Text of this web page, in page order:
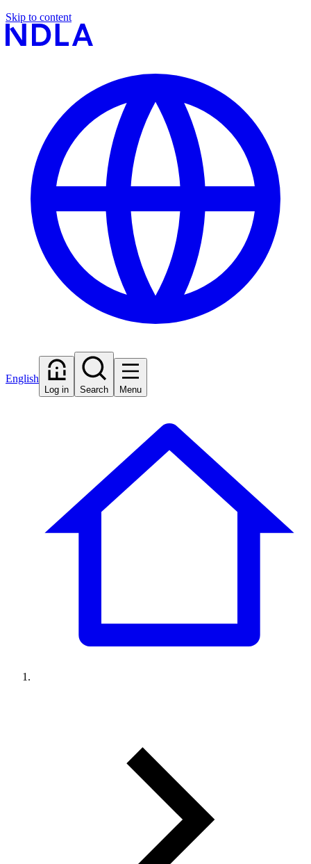
Skip to content
English
Log in Search Menu